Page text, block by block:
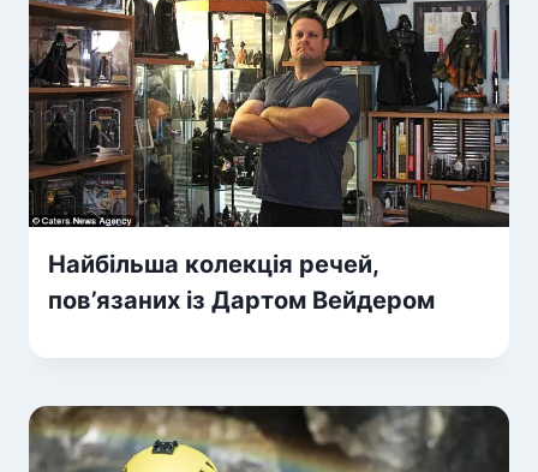
Найбільша колекція речей,
пов’язаних із Дартом Вейдером